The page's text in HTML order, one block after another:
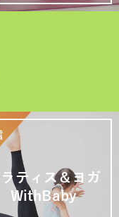
ラティス＆ヨガ
WithBaby